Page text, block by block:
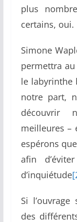
plus
certains,
Simone
permettra
le labyrinthe
notre part,
découvrir
meilleures –
espérons
afin
d’inquiétude
Si
des